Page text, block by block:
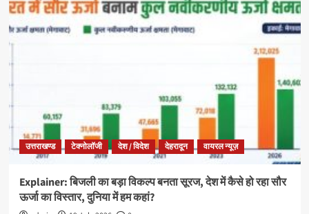
उत्तराखण्ड टेक्नोलॉजी देश / विदेश देहरादून वायरल न्यूज़
Explainer: बिजली का बड़ा विकल्प बनता सूरज, देश में कैसे हो रहा सौर
ऊर्जा का विस्तार, दुनिया में हम कहां?